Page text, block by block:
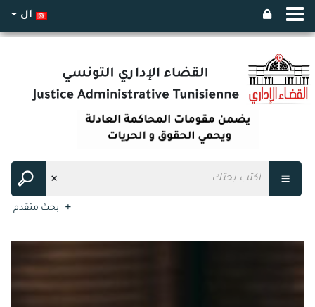
ال
بحث متقدم